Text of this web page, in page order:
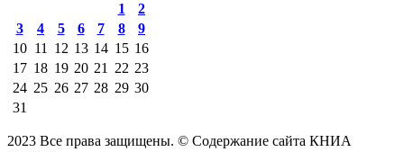
1
2
3
4 5 6 7 8
9
10 11 12 13 14 15 16
17 18 19 20 21 22 23
24 25 26 27 28 29 30
31
2023 Все права защищены. © Содержание сайта КНИА